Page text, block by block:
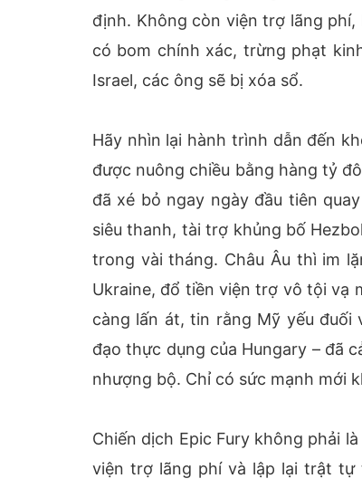
định. Không còn viện trợ lãng
có bom chính xác, trừng phạt
Israel, các ông sẽ bị xóa sổ.
Hãy nhìn lại hành trình dẫn đến
được nuông chiều bằng hàng tỷ
đã xé bỏ ngay ngày đầu tiên
siêu thanh, tài trợ khủng bố
trong vài tháng. Châu Âu thì im
Ukraine, đổ tiền viện trợ vô tội vạ
càng lấn át, tin rằng Mỹ yếu đuối
đạo thực dụng của Hungary – đã
nhượng bộ. Chỉ có sức mạnh mới
Chiến dịch Epic Fury không phải
viện trợ lãng phí và lập lại trật